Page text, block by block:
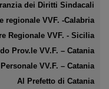
dei Diritti Sindacali
regionale VVF. -Calabria
Regionale VVF. - Sicilia
Prov.le VV.F. – Catania
VV.F. – Catania
Al Prefetto di Catania